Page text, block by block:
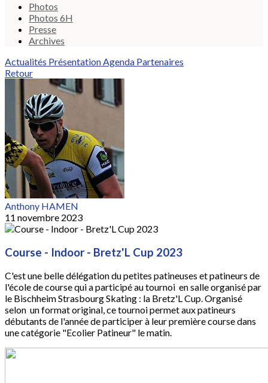
Photos
Photos 6H
Presse
Archives
Actualités PrésentationAgenda Partenaires
Retour
Anthony HAMEN
11 novembre 2023
Course - Indoor - Bretz'L Cup 2023
C'est une belle délégation du petites patineuses et patineurs de
l'école de course qui a participé au tournoi en salle organisé par
le Bischheim Strasbourg Skating : la Bretz'L Cup. Organisé
selon un format original, ce tournoi permet aux patineurs
débutants de l'année de participer à leur première course dans
une catégorie "Ecolier Patineur" le matin.